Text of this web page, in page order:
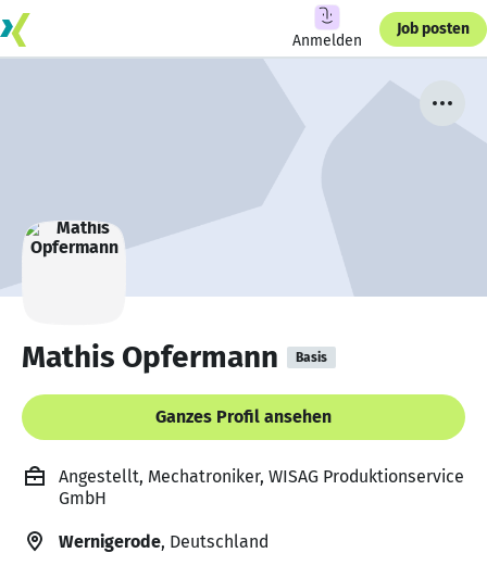
Anmelden
Job posten
Mathis Opfermann Basis
Ganzes Profil ansehen
Angestellt, Mechatroniker, WISAG Produktionservice
GmbH
Wernigerode, Deutschland